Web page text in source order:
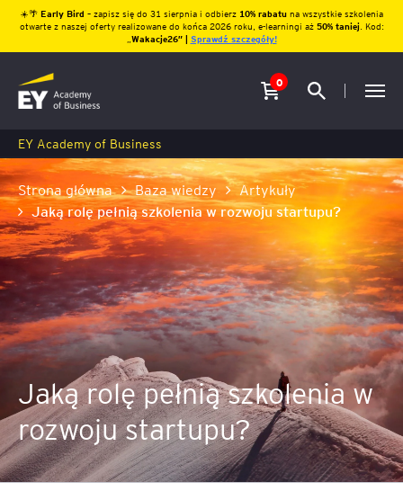
☀️🌴 Early Bird – zapisz się do 31 sierpnia i odbierz10% rabatu na wszystkie szkolenia
otwarte z naszej oferty realizowane do końca 2026 roku, e-learningi aż 50% taniej. Kod:
Wakacje26″ | Sprawdź szczegóły!
0
EY Academy of Business
Strona główna Baza wiedzy
Artykuły
Jaką rolę pełnią szkolenia w rozwoju startupu?
Jaką rolę pełnią szkolenia w
rozwoju startupu?